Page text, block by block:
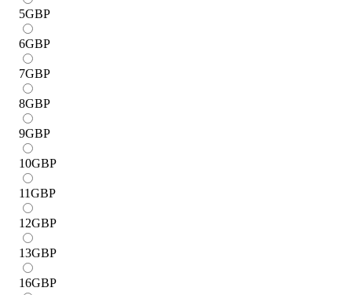
5GBP
6GBP
7GBP
8GBP
9GBP
10GBP
11GBP
12GBP
13GBP
16GBP